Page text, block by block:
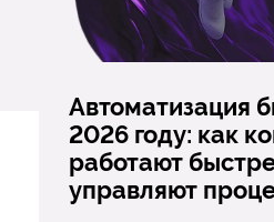
Автоматизация
2026 году: как
работают
управляют